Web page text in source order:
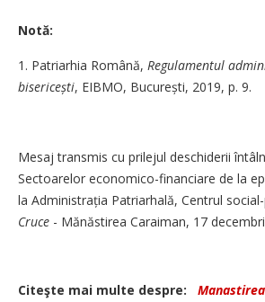
Notă:
1. Patriarhia Română, Regulamentul
bisericești, EIBMO, București, 2019, p. 9.
Mesaj transmis cu prilejul deschiderii
Sectoarelor economico-financiare de la
la Admi­nistrația Patriarhală, Centrul
Cruce - Mănăstirea Caraiman, 17
Citeşte mai multe despre: